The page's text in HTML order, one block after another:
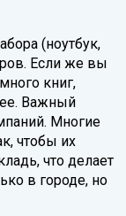
(ноутбук,
Если же вы
книг,
Важный
Многие
чтобы их
что делает
в городе, но